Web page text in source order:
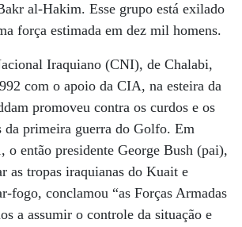
al-Hakim. Esse grupo está exilado
força estimada em dez mil homens.
Iraquiano (CNI), de Chalabi,
com o apoio da CIA, na esteira da
promoveu contra os curdos e os
da primeira guerra do Golfo. Em
o então presidente George Bush (pai),
as tropas iraquianas do Kuait e
fogo, conclamou “as Forças Armadas
a assumir o controle da situação e